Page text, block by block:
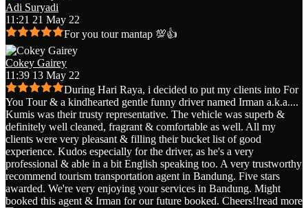
Adi Suryadi
11:21 21 May 22
For you tour mantap 💯👍
Cokey Gairey
11:39 13 May 22
During Hari Raya, i decided to put my clients into For
You Tour & a kindhearted gentle funny driver named Irman a.k.a....
Kumis was their trusty representative. The vehicle was superb &
definitely well cleaned, fragrant & comfortable as well. All my
clients were very pleasant & filling their bucket list of good
experience. Kudos especially for the driver, as he's a very
professional & able in a bit English speaking too. A very trustworthy
recommend tourism transportation agent in Bandung. Five stars
awarded. We're very enjoying your services in Bandung. Might
booked this agent & Irman for our future booked. Cheers!!read more